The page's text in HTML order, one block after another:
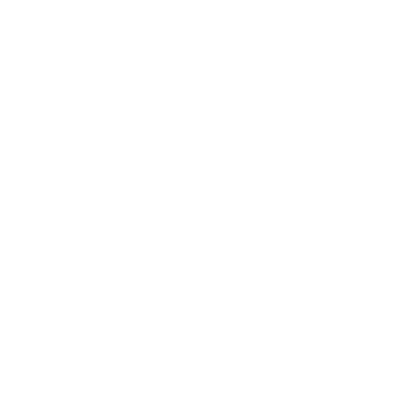
заряженными поверхностями (см. раздел
артерии единственной функционирующей почки
мм рт. ст.).
значимый стеноз аорты).
острого инфаркта миокарда.
при беременности и в период грудного